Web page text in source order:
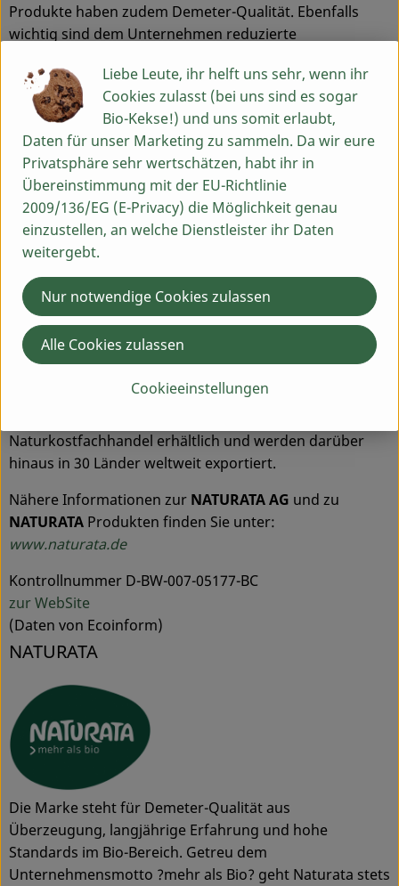
Produkte haben zudem Demeter-Qualität. Ebenfalls
wichtig sind dem Unternehmen reduzierte
Verhältnisse zu Erzeugern und Handelspartnern.
1976 zunächst als Großhandelsunternehmen ins Leben
gerufen, hatte sich NATURATA der Idee verschrieben,
Naturkosteinzelhändler auf dem noch jungen Biomarkt
zuverlässig mit hochwertigen Produkten in Demeter-
und Bio-Qualität zu versorgen. Diesem Leitmotiv folgt
die NATURATA AG bis heute und entwickelt Produkte, die
nicht nur Bio-Genuss auf höchstem Niveau garantieren,
Umwelt leisten. Faire und vertrauensvolle
Partnerschaften, nachhaltiges Wirtschaften und die
Förderung sozialer und umweltorientierter Themen
sind wesentlicher Bestandteil der
Unternehmensphilosophie.
Naturkostfachhandel erhältlich und werden darüber
hinaus in 30 Länder weltweit exportiert.
Nähere Informationen zur NATURATA AG und zu
NATURATA Produkten finden Sie unter:
www.naturata.de
Kontrollnummer D-BW-007-05177-BC
zur WebSite
(Daten von Ecoinform)
NATURATA
Die Marke steht für Demeter-Qualität aus
Überzeugung, langjährige Erfahrung und hohe
Standards im Bio-Bereich. Getreu dem
Unternehmensmotto ?mehr als Bio? geht Naturata stets
Liebe Leute, ihr helft uns sehr, wenn ihr
Cookies zulasst (bei uns sind es sogar
Bio-Kekse!) und uns somit erlaubt,
Daten für unser Marketing zu sammeln. Da wir eure
Privatsphäre sehr wertschätzen, habt ihr in
Übereinstimmung mit der EU-Richtlinie
2009/136/EG (E-Privacy) die Möglichkeit genau
einzustellen, an welche Dienstleister ihr Daten
weitergebt.
Cookieeinstellungen
Nur notwendige Cookies zulassen
Alle Cookies zulassen